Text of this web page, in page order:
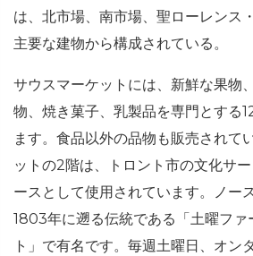
は、北市場、南市場、聖ローレンス
主要な建物から構成されている。
サウスマーケットには、新鮮な果物
物、焼き菓子、乳製品を専門とする
ます。食品以外の品物も販売されて
ットの2階は、トロント市の文化サ
ースとして使用されています。ノー
1803年に遡る伝統である「土曜ファ
ト」で有名です。毎週土曜日、オン